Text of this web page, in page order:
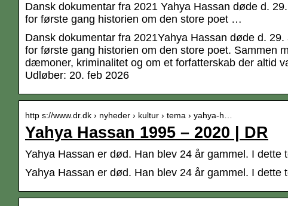
Dansk dokumentar fra 2021 Yahya Hassan døde d.
for første gang historien om den store poet …
Dansk dokumentar fra 2021Yahya Hassan døde d.
for første gang historien om den store poet. Sammen
dæmoner, kriminalitet og om et forfatterskab der altid
Udløber: 20. feb 2026
http s://www.dr.dk › nyheder › kultur › tema › yahya-h…
Yahya Hassan 1995 – 2020 | DR
Yahya Hassan er død. Han blev 24 år gammel. I
Yahya Hassan er død. Han blev 24 år gammel. I